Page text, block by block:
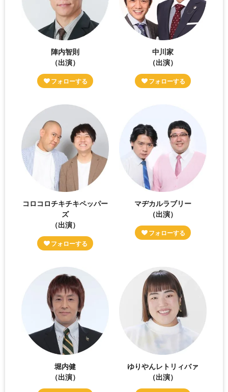
陣内智則
（出演）
中川家
（出演）
コロコロチキチキペッパー
ズ
（出演）
マヂカルラブリー
（出演）
堀内健
（出演）
ゆりやんレトリィバァ
（出演）